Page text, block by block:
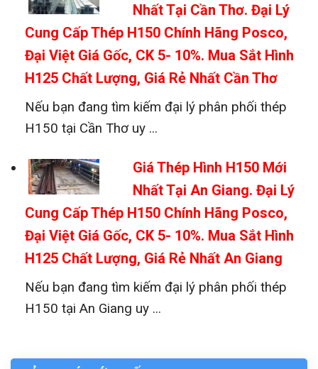
Nhất Tại Cần Thơ. Đại Lý
Cung Cấp Thép H150 Chính Hãng Posco,
Đại Việt Giá Gốc, CK 5- 10%. Mua Sắt Hình
H125 Chất Lượng, Giá Rẻ Nhất Cần Thơ
Nếu bạn đang tìm kiếm đại lý phân phối thép
H150 tại Cần Thơ uy ...
Giá Thép Hình H150 Mới
Nhất Tại An Giang. Đại Lý
Cung Cấp Thép H150 Chính Hãng Posco,
Đại Việt Giá Gốc, CK 5- 10%. Mua Sắt Hình
H125 Chất Lượng, Giá Rẻ Nhất An Giang
Nếu bạn đang tìm kiếm đại lý phân phối thép
H150 tại An Giang uy ...